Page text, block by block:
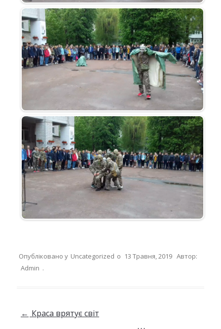
Опубліковано у Uncategorized о 13 Травня, 2019 Автор:
Admin .
Навігація по запису
← Краса врятує світ